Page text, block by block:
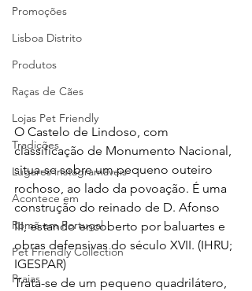
Promoções
Lisboa Distrito
Produtos
Raças de Cães
Lojas Pet Friendly
Tradições
Lugares instagramáveis
Acontece em
Romã em Portugal
Pet Friendly Collection
Praias
O Castelo de Lindoso, com
classificação de Monumento Nacional,
situa-se sobre um pequeno outeiro
rochoso, ao lado da povoação. É uma
construção do reinado de D. Afonso
III, estando encoberto por baluartes e
obras defensivas do século XVII. (IHRU;
IGESPAR)
Trata-se de um pequeno quadrilátero,